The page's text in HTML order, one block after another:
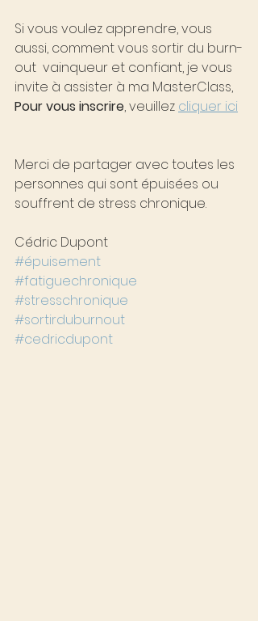
Si vous voulez apprendre, vous
aussi, comment vous sortir du burn-
out  vainqueur et confiant, je vous
invite à assister à ma MasterClass,
Pour vous inscrire, veuillez cliquer ici
Merci de partager avec toutes les
personnes qui sont épuisées ou
souffrent de stress chronique.
Cédric Dupont
#épuisement
#fatiguechronique
#stresschronique
#sortirduburnout
#cedricdupont